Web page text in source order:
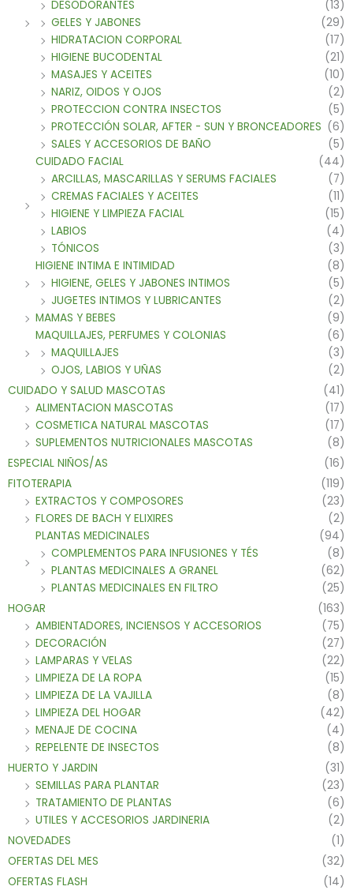
DESODORANTES
(13)
GELES Y JABONES
(29)
HIDRATACION CORPORAL
(17)
HIGIENE BUCODENTAL
(21)
MASAJES Y ACEITES
(10)
NARIZ, OIDOS Y OJOS
(2)
PROTECCION CONTRA INSECTOS
(5)
PROTECCIÓN SOLAR, AFTER - SUN Y BRONCEADORES (6)
SALES Y ACCESORIOS DE BAÑO
(5)
CUIDADO FACIAL
(44)
ARCILLAS, MASCARILLAS Y SERUMS FACIALES
(7)
CREMAS FACIALES Y ACEITES
(11)
HIGIENE Y LIMPIEZA FACIAL
(15)
LABIOS
(4)
TÓNICOS
(3)
HIGIENE INTIMA E INTIMIDAD
(8)
HIGIENE, GELES Y JABONES INTIMOS
(5)
JUGETES INTIMOS Y LUBRICANTES
(2)
MAMAS Y BEBES
(9)
MAQUILLAJES, PERFUMES Y COLONIAS
(6)
MAQUILLAJES
(3)
OJOS, LABIOS Y UÑAS
(2)
CUIDADO Y SALUD MASCOTAS
(41)
ALIMENTACION MASCOTAS
(17)
COSMETICA NATURAL MASCOTAS
(17)
SUPLEMENTOS NUTRICIONALES MASCOTAS
(8)
ESPECIAL NIÑOS/AS
(16)
FITOTERAPIA
(119)
EXTRACTOS Y COMPOSORES
(23)
FLORES DE BACH Y ELIXIRES
(2)
PLANTAS MEDICINALES
(94)
COMPLEMENTOS PARA INFUSIONES Y TÉS
(8)
PLANTAS MEDICINALES A GRANEL
(62)
PLANTAS MEDICINALES EN FILTRO
(25)
HOGAR
(163)
AMBIENTADORES, INCIENSOS Y ACCESORIOS
(75)
DECORACIÓN
(27)
LAMPARAS Y VELAS
(22)
LIMPIEZA DE LA ROPA
(15)
LIMPIEZA DE LA VAJILLA
(8)
LIMPIEZA DEL HOGAR
(42)
MENAJE DE COCINA
(4)
REPELENTE DE INSECTOS
(8)
HUERTO Y JARDIN
(31)
SEMILLAS PARA PLANTAR
(23)
TRATAMIENTO DE PLANTAS
(6)
UTILES Y ACCESORIOS JARDINERIA
(2)
NOVEDADES
(1)
OFERTAS DEL MES
(32)
OFERTAS FLASH
(14)